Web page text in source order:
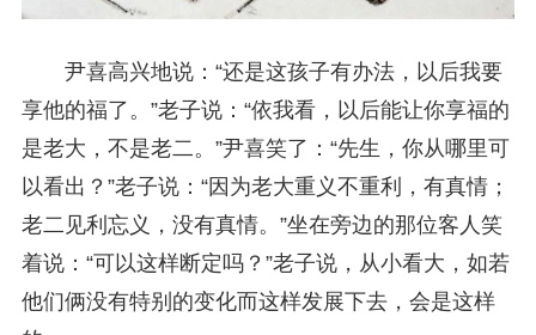
尹喜高兴地说：“还是这孩子有办法，以后我要
享他的福了。”老子说：“依我看，以后能让你享福的
是老大，不是老二。”尹喜笑了：“先生，你从哪里可
以看出？”老子说：“因为老大重义不重利，有真情；
老二见利忘义，没有真情。”坐在旁边的那位客人笑
着说：“可以这样断定吗？”老子说，从小看大，如若
他们俩没有特别的变化而这样发展下去，会是这样